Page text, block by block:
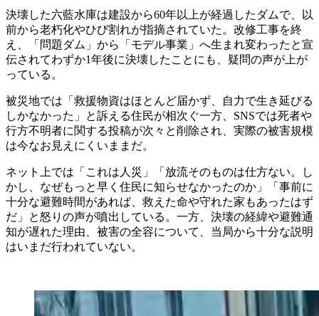
決壊した六藍水庫は建設から60年以上が経過したダムで、以
前から老朽化やひび割れが指摘されていた。改修工事を終
え、「問題ダム」から「モデル事業」へ生まれ変わったと宣
伝されてわずか1年後に決壊したことにも、疑問の声が上が
っている。
被災地では「救援物資はほとんど届かず、自力で生き延びる
しかなかった」と訴える住民が相次ぐ一方、SNSでは死者や
行方不明者に関する投稿が次々と削除され、実際の被害規模
は今なお見えにくいままだ。
ネット上では「これは人災」「放流そのものは仕方ない。し
かし、なぜもっと早く住民に知らせなかったのか」「事前に
十分な避難時間があれば、救えた命や守れた家もあったはず
だ」と怒りの声が噴出している。一方、決壊の経緯や避難通
知が遅れた理由、被害の全容について、当局から十分な説明
はいまだ行われていない。